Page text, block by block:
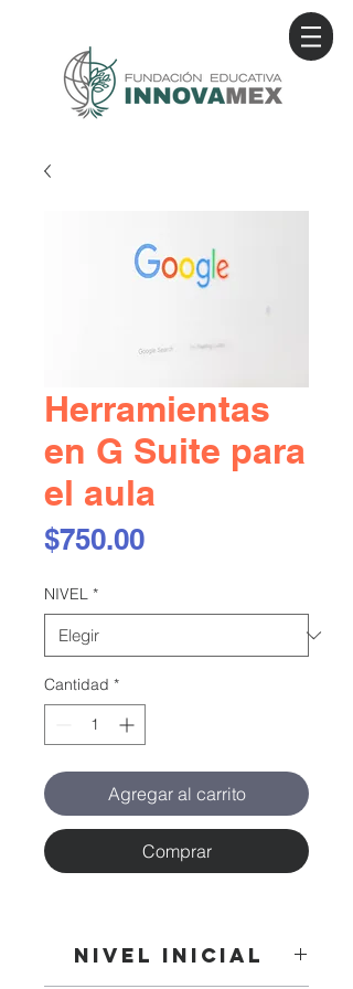
Herramientas
en G Suite para
el aula
$750.00Precio
NIVEL *
Cantidad *
Agregar al carrito
Comprar
NIVEL INICIAL